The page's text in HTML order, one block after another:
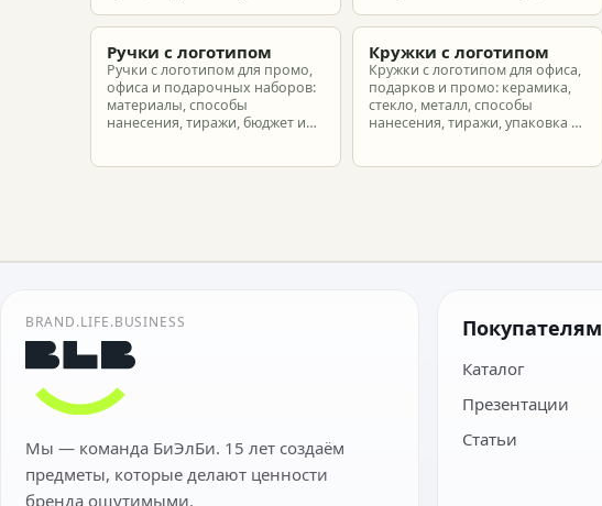
новых сотрудников.
подготовить заказ без лишнего
Ручки с логотипом
Ручки с логотипом для промо,
офиса и подарочных наборов:
материалы, способы
нанесения, тиражи, бюджет и
Кружки с логотипом
Кружки с логотипом для офиса,
подарков и промо: керамика,
стекло, металл, способы
нанесения, тиражи, упаковка и
BRAND.LIFE.BUSINESS
Мы — команда БиЭлБи. 15 лет создаём
предметы, которые делают ценности
бренда ощутимыми.
Покупателям
Каталог
Презентации
Статьи